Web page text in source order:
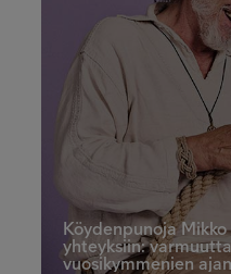
Köydenpunoja
yhteyksiin:
vuosikymmenien ajan